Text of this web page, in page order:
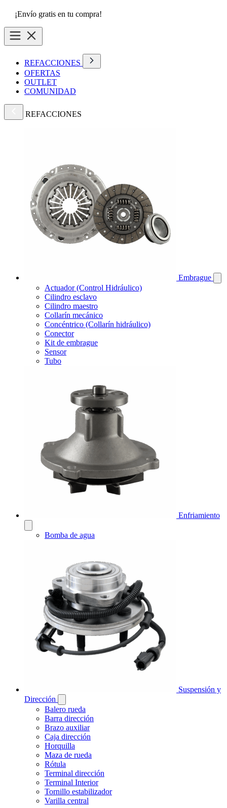
¡Envío gratis en tu compra!
REFACCIONES
OFERTAS
OUTLET
COMUNIDAD
REFACCIONES
Embrague
Actuador (Control Hidráulico)
Cilindro esclavo
Cilindro maestro
Collarín mecánico
Concéntrico (Collarín hidráulico)
Conector
Kit de embrague
Sensor
Tubo
Enfriamiento
Bomba de agua
Suspensión y
Dirección
Balero rueda
Barra dirección
Brazo auxiliar
Caja dirección
Horquilla
Maza de rueda
Rótula
Terminal dirección
Terminal Interior
Tornillo estabilizador
Varilla central